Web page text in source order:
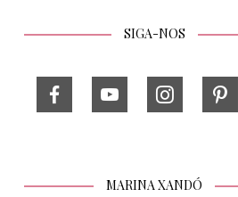
SIGA-NOS
MARINA XANDÓ